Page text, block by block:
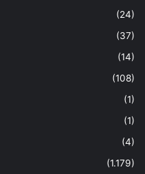
(24)
(37)
(14)
(108)
(1)
(1)
(4)
(1.179)